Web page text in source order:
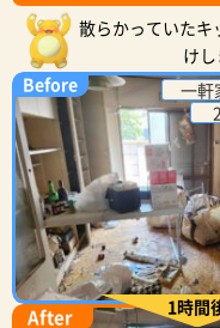
散らかっていたキ
けし
Before
一軒
After 1時間